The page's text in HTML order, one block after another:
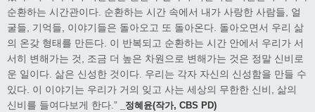
순환하는 시간관이다. 순환하는 시간 속에서 내가 사랑한 사람들, 얼
굴들, 기억들, 이야기들은 돌아오고 또 돌아온다. 돌아오면서 우리 삶
의 온갖 형태를 만든다. 이 반복되고 순환하는 시간 안에서 우리가 서
서히 변해가는 것, 조금 더 높은 차원으로 변해가는 것은 정말 신비로
운 일이다. 삶은 신성한 것이다. 우리는 각자 자신의 신성함을 만들 수
있다. 이 이야기는 우리가 거의 잊고 사는 세상의 무한한 신비, 삶의
신비를 들여다보게 한다.”
_정혜윤(작가, CBS PD)